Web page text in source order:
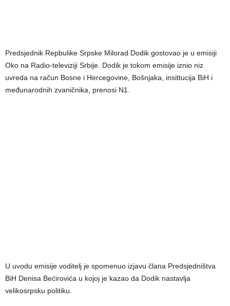
Predsjednik Repbulike Srpske Milorad Dodik gostovao je u emisiji
Oko na Radio-televiziji Srbije. Dodik je tokom emisije iznio niz
uvreda na račun Bosne i Hercegovine, Bošnjaka, insittucija BiH i
međunarodnih zvaničnika, prenosi N1.
U uvodu emisije voditelj je spomenuo izjavu člana Predsjedništva
BiH Denisa Bećirovića u kojoj je kazao da Dodik nastavlja
velikosrpsku politiku.